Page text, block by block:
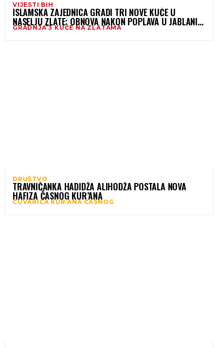
VIJESTI BIH
ISLAMSKA ZAJEDNICA GRADI TRI NOVE KUĆE U
NASELJU ZLATE: OBNOVA NAKON POPLAVA U JABLANICI
UZ PODRŠKU VRIJEDNU 2,5 MILIONA KM
GRADNJA 3 KUĆE NA ZLATAMA
DRUŠTVO
TRAVNIČANKA HADIDŽA ALIHODŽA POSTALA NOVA
HAFIZA ČASNOG KUR’ANA
ČUVARICA KUR’ANA ČASNOG